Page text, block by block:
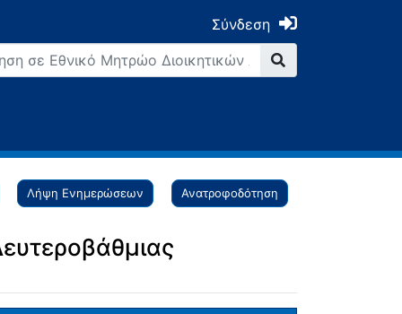
Σύνδεση
Λήψη Ενημερώσεων Ανατροφοδότηση